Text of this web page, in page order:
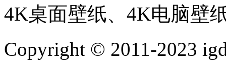
4K桌面壁纸、4K电脑壁
Copyright © 2011-2023